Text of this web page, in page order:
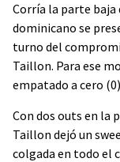
Corría la parte baja
dominicano se
turno del
Taillon. Para ese
empatado a cero
Con dos outs en la
Taillon dejó un
colgada en todo el